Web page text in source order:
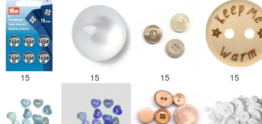
15 15 15 15